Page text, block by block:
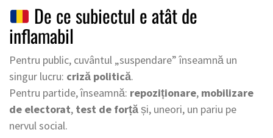
De ce subiectul e atât de
inflamabil
Pentru public, cuvântul „suspendare” înseamnă un
singur lucru: criză politică.
Pentru partide, înseamnă: repoziționare, mobilizare
de electorat, test de forțăși, uneori, un pariu pe
nervul social.